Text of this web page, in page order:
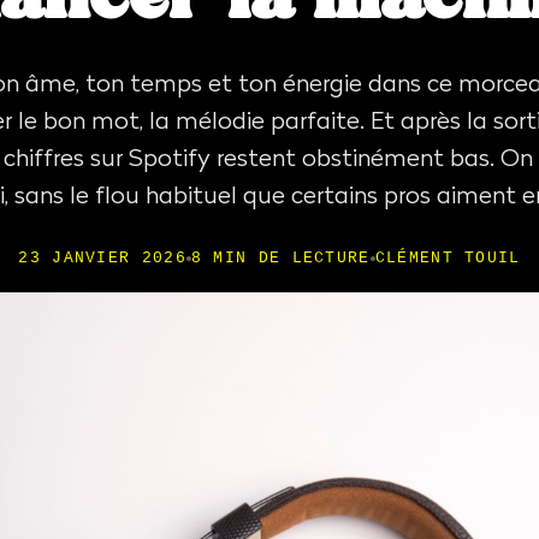
âme, ton temps et ton énergie dans ce
le bon mot, la mélodie parfaite. Et après la
chiffres sur Spotify restent obstinément bas.
sans le flou habituel que certains pros aiment
23 JANVIER 2026 8 MIN DE LECTURE CLÉMENT TOUIL